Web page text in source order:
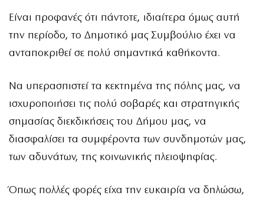
Είναι προφανές ότι πάντοτε, ιδιαίτερα όμως αυτή
την περίοδο, το Δημοτικό μας Συμβούλιο έχει να
ανταποκριθεί σε πολύ σημαντικά καθήκοντα.
Να υπερασπιστεί τα κεκτημένα της πόλης μας, να
ισχυροποιήσει τις πολύ σοβαρές και στρατηγικής
σημασίας διεκδικήσεις του Δήμου μας, να
διασφαλίσει τα συμφέροντα των συνδημοτών μας,
των αδυνάτων, της κοινωνικής πλειοψηφίας.
Όπως πολλές φορές είχα την ευκαιρία να δηλώσω,